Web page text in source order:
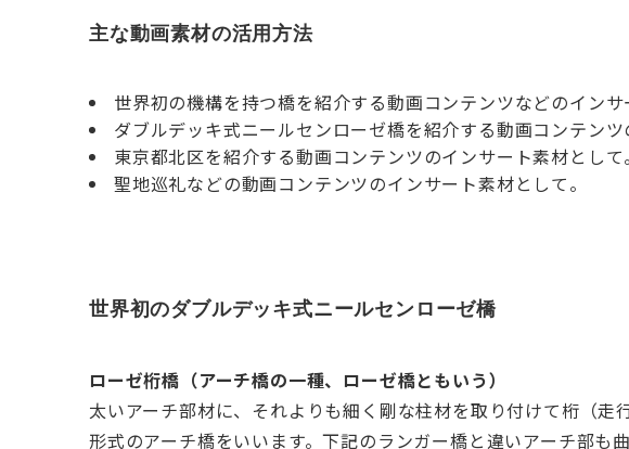
主な動画素材の活用方法
世界初の機構を持つ橋を紹介する動画コンテンツなどのインサ
ダブルデッキ式ニールセンローゼ橋を紹介する動画コンテンツ
東京都北区を紹介する動画コンテンツのインサート素材として。
聖地巡礼などの動画コンテンツのインサート素材として。
世界初のダブルデッキ式ニールセンローゼ橋
ローゼ桁橋（アーチ橋の一種、ローゼ橋ともいう）
太いアーチ部材に、それよりも細く剛な柱材を取り付けて桁（走
形式のアーチ橋をいいます。下記のランガー橋と違いアーチ部も